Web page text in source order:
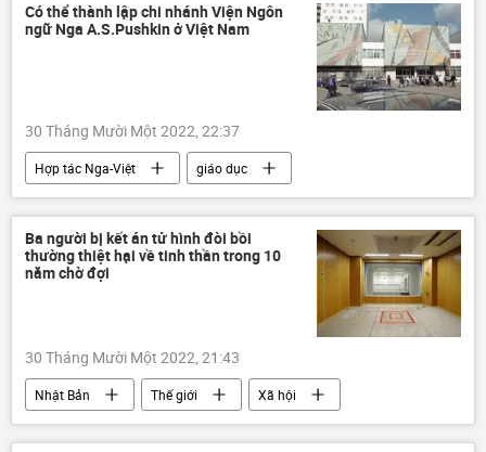
Có thể thành lập chi nhánh Viện Ngôn
ngữ Nga A.S.Pushkin ở Việt Nam
30 Tháng Mười Một 2022, 22:37
Hợp tác Nga-Việt
giáo dục
Đông Nam Á
Viện Ngôn ngữ Nga mang tên Pushkin
Ba người bị kết án tử hình đòi bồi
thường thiệt hại về tinh thần trong 10
năm chờ đợi
30 Tháng Mười Một 2022, 21:43
Nhật Bản Thế giới
Xã hội
kết án tử hình